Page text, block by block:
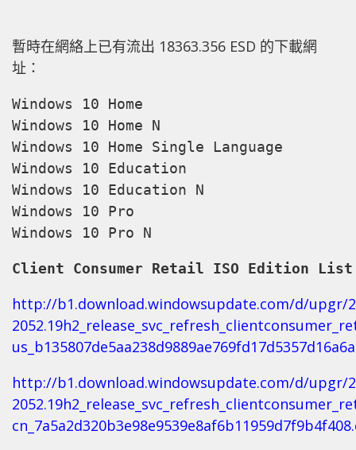
暫時在網絡上已有流出 18363.356 ESD 的下載網
址：
Windows 10 Home
Windows 10 Home N
Windows 10 Home Single Language
Windows 10 Education
Windows 10 Education N
Windows 10 Pro
Windows 10 Pro N
Client Consumer Retail ISO Edition List
http://b1.download.windowsupdate.com/d/upgr/
http://b1.download.windowsupdate.com/d/upgr/